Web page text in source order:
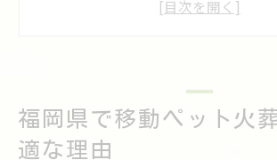
ペット火葬の移動サービスが人
自宅で迎えるペット火葬の安心ポイン
自宅でペット火葬を行う際の流
ペット火葬の移動サービスの特
福岡県で移動ペット火
適な理由